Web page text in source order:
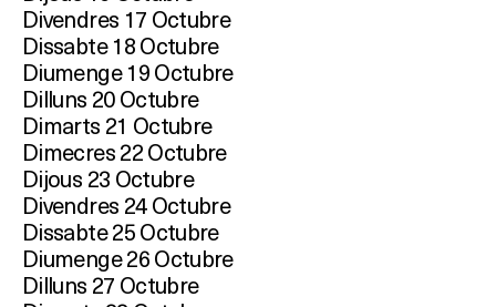
Divendres 17 Octubre
Dissabte 18 Octubre
Diumenge 19 Octubre
Dilluns 20 Octubre
Dimarts 21 Octubre
Dimecres 22 Octubre
Dijous 23 Octubre
Divendres 24 Octubre
Dissabte 25 Octubre
Diumenge 26 Octubre
Dilluns 27 Octubre